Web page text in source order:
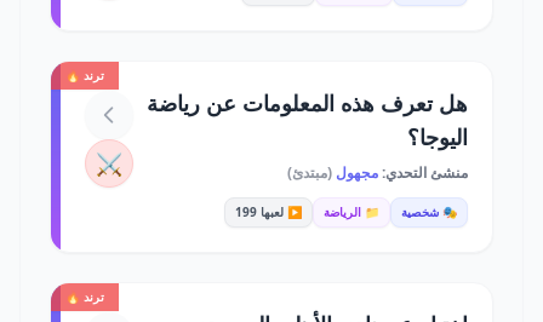
ترند 🔥
هل تعرف هذه المعلومات عن رياضة
اليوجا؟
منشئ التحدي:مجهول (مبتدئ)
🎭 شخصية 📁 الرياضة ▶️ لعبها 199
⚔️
ترند 🔥